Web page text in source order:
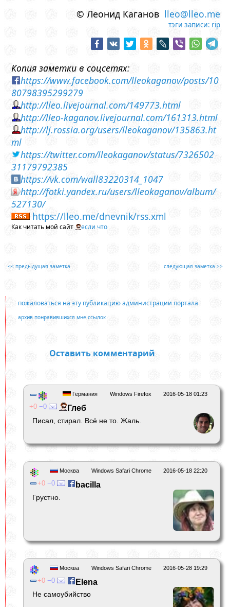
© Леонид Каганов lleo@lleo.me
тэги записи: rip
Копия заметки в соцсетях:
https://www.facebook.com/lleokaganov/posts/10
80798395299279
http://lleo.livejournal.com/149773.html
http://lleo-kaganov.livejournal.com/161313.html
http://lj.rossia.org/users/lleokaganov/135863.ht
ml
https://twitter.com/lleokaganov/status/7326502
31179792385
https://vk.com/wall83220314_1047
http://fotki.yandex.ru/users/lleokaganov/album/
527130/
https://lleo.me/dnevnik/rss.xml
Как читать мой сайт если что
<< предыдущая заметка следующая заметка >>
пожаловаться на эту публикацию администрации портала
архив понравившихся мне ссылок
Оставить комментарий
2016-05-18 01:23
Windows Firefox
Германия
0 0 Глеб
Писал, стирал. Всё не то. Жаль.
2016-05-18 22:20
Windows Safari Chrome
Москва
0 0 bacilla
Грустно.
2016-05-28 19:29
Windows Safari Chrome
Москва
0 0 Elena
Не самоубийство